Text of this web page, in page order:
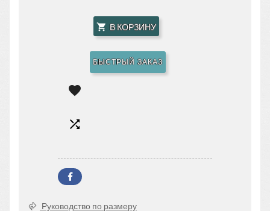
 В КОРЗИНУ
БЫСТРЫЙ ЗАКАЗ


Руководство по размеру